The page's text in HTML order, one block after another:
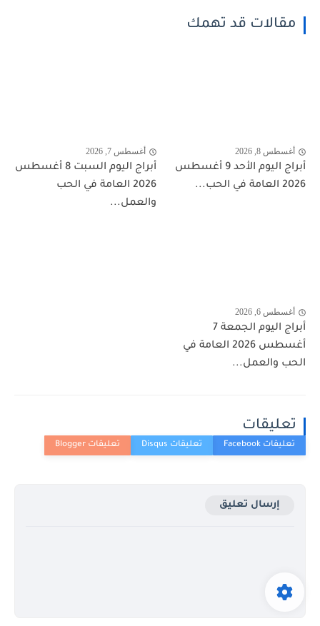
مقالات قد تهمك
أغسطس 8, 2026
أبراج اليوم الأحد 9 أغسطس
2026 العامة في الحب...
أغسطس 7, 2026
أبراج اليوم السبت 8 أغسطس
2026 العامة في الحب
والعمل...
أغسطس 6, 2026
أبراج اليوم الجمعة 7
أغسطس 2026 العامة في
الحب والعمل...
تعليقات
إرسال تعليق